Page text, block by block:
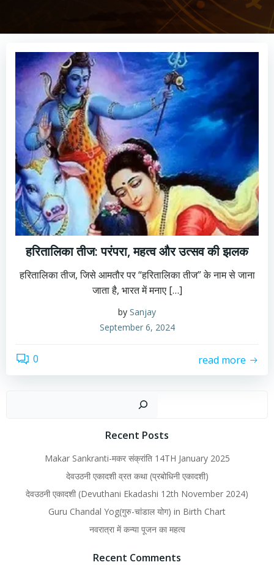
हरितालिका तीज: परंपरा, महत्व और उत्सव की झलक
हरितालिका तीज, जिसे आमतौर पर “हरितालिका तीज” के नाम से जाना
जाता है, भारत में मनाए […]
by Sanjay
September 6, 2024
0 read more
Recent Posts
Makar Sankranti-मकर संक्रांति 14TH January 2025
देवउठनी एकादशी व्रत कथा (प्रबोधिनी एकादशी)
देवउठनी एकादशी (Devuthani Ekadashi 12th November 2024)
Guru Chandal Yog(गुरु-चांडाल योग) in Birth Chart
नवरात्रा में कन्या पूजन का महत्व
Recent Comments